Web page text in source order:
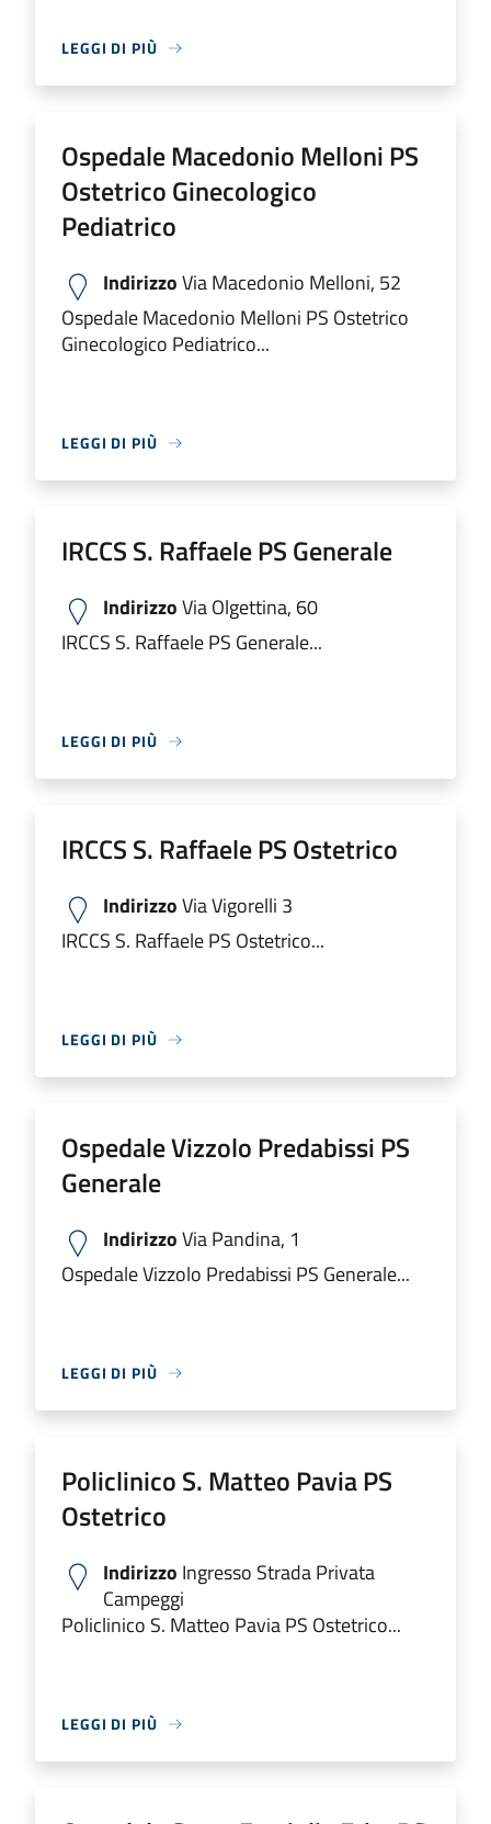
LEGGI DI PIÙ
Ospedale Macedonio Melloni PS
Ostetrico Ginecologico
Pediatrico
IndirizzoVia Macedonio Melloni, 52
Ospedale Macedonio Melloni PS Ostetrico
Ginecologico Pediatrico...
LEGGI DI PIÙ
IRCCS S. Raffaele PS Generale
IndirizzoVia Olgettina, 60
IRCCS S. Raffaele PS Generale...
LEGGI DI PIÙ
IRCCS S. Raffaele PS Ostetrico
IndirizzoVia Vigorelli 3
IRCCS S. Raffaele PS Ostetrico...
LEGGI DI PIÙ
Ospedale Vizzolo Predabissi PS
Generale
IndirizzoVia Pandina, 1
Ospedale Vizzolo Predabissi PS Generale...
LEGGI DI PIÙ
Policlinico S. Matteo Pavia PS
Ostetrico
Indirizzo Ingresso Strada Privata
Campeggi
Policlinico S. Matteo Pavia PS Ostetrico...
LEGGI DI PIÙ